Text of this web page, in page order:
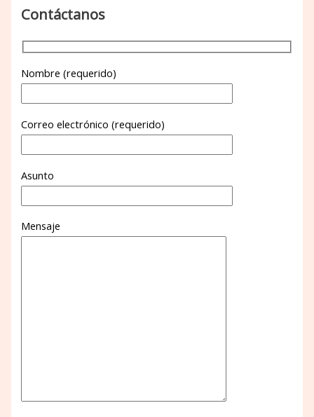
Contáctanos
Nombre (requerido)
Correo electrónico (requerido)
Asunto
Mensaje